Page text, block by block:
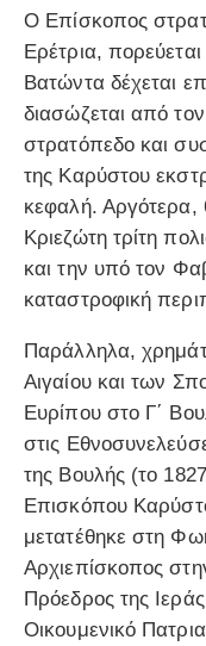
Ο Επίσκοπος
Ερέτρια,
Βατώντα δέχεται
διασώζεται από
στρατόπεδο και
της Καρύστου
κεφαλή. Αργότερα,
Κριεζώτη τρίτη
και την υπό τον
καταστροφική
Παράλληλα,
Αιγαίου και των
Ευρίπου στο Γ΄
στις
της Βουλής (το
Επισκόπου
μετατέθηκε στη
Αρχιεπίσκοπος
Πρόεδρος της
Οικουμενικό